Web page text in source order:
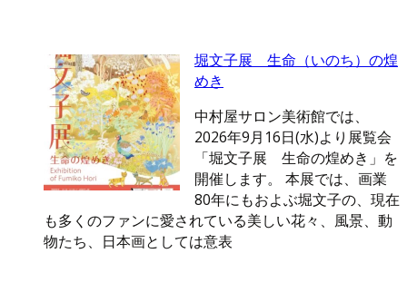
堀文子展 生命（いのち）の煌
めき
中村屋サロン美術館では、
2026年9月16日(水)より展覧会
「堀文子展 生命の煌めき」を
開催します。 本展では、画業
80年にもおよぶ堀文子の、現在
も多くのファンに愛されている美しい花々、風景、動
物たち、日本画としては意表